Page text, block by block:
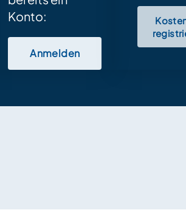
Konto:
Anmelden